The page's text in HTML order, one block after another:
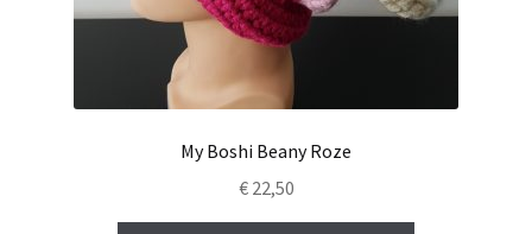
My Boshi Beany Roze
€22,50